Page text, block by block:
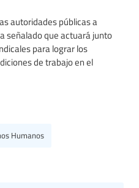
autoridades públicas a
señalado que actuará junto
para lograr los
de trabajo en el
Humanos